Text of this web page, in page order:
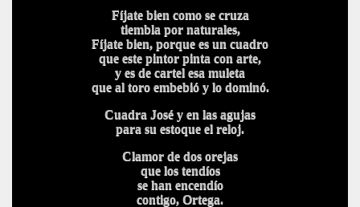
Fíjate bien como se cruza
tiembla por naturales,
Fíjate bien, porque es un cuadro
que este pintor pinta con arte,
y es de cartel esa muleta
que al toro embebió y lo dominó.
Cuadra José y en las agujas
para su estoque el reloj.
Clamor de dos orejas
que los tendíos
se han encendío
contigo, Ortega.